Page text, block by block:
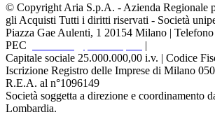
© Copyright Aria S.p.A. - Azienda Regionale
gli Acquisti Tutti i diritti riservati - Società
Piazza Gae Aulenti, 1 20154 Milano |
PEC
|
Capitale sociale 25.000.000,00 i.v. | Codice
Iscrizione Registro delle Imprese di Milano
R.E.A. al n°1096149
Società soggetta a direzione e coordinamento
Lombardia.